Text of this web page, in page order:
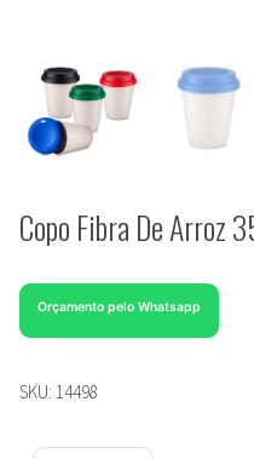
Copo Fibra De Arroz
Orçamento pelo Whatsapp
SKU: 14498